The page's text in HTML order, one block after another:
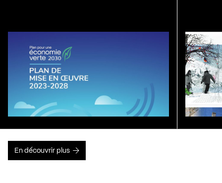
En découvrir plus